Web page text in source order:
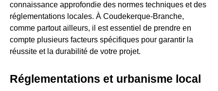
connaissance approfondie des normes techniques et des
réglementations locales. À Coudekerque-Branche,
comme partout ailleurs, il est essentiel de prendre en
compte plusieurs facteurs spécifiques pour garantir la
réussite et la durabilité de votre projet.
Réglementations et urbanisme local